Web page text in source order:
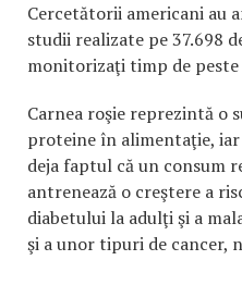
Cercetătorii americani au
studii realizate pe 37.698
monitorizaţi timp de peste
Carnea roşie reprezintă o
proteine în alimentaţie,
deja faptul că un consum
antrenează o creştere a
diabetului la adulţi şi a
şi a unor tipuri de cancer,